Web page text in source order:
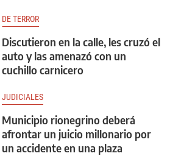
DE TERROR
Discutieron en la calle, les cruzó el
auto y las amenazó con un
cuchillo carnicero
JUDICIALES
Municipio rionegrino deberá
afrontar un juicio millonario por
un accidente en una plaza